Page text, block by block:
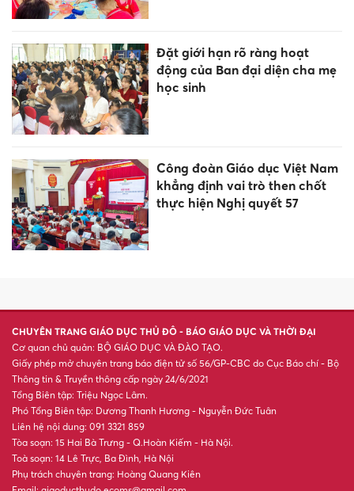
Đặt giới hạn rõ ràng hoạt
động của Ban đại diện cha mẹ
học sinh
Công đoàn Giáo dục Việt Nam
khẳng định vai trò then chốt
thực hiện Nghị quyết 57
CHUYÊN TRANG GIÁO DỤC THỦ ĐÔ - BÁO GIÁO DỤC VÀ THỜI ĐẠI
Cơ quan chủ quản: BỘ GIÁO DỤC VÀ ĐÀO TẠO.
Giấy phép mở chuyên trang báo điện tử số 56/GP-CBC do Cục Báo chí - Bộ
Thông tin & Truyền thông cấp ngày 24/6/2021
Tổng Biên tập: Triệu Ngọc Lâm.
Phó Tổng Biên tập: Dương Thanh Hương - Nguyễn Đức Tuân
Liên hệ nội dung: 091 3321 859
Tòa soạn: 15 Hai Bà Trưng - Q.Hoàn Kiếm - Hà Nội.
Toà soạn: 14 Lê Trực, Ba Đình, Hà Nội
Phụ trách chuyên trang: Hoàng Quang Kiên